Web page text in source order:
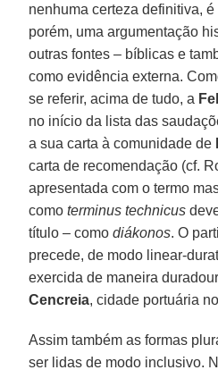
nenhuma certeza definitiva,
porém, uma argumentação
outras fontes – bíblicas e
como evidência externa.
se referir, acima de tudo, a
no início da lista das
a sua carta à comunidade de
carta de recomendação (cf.
apresentada com o termo
comoterminus technicus
título – comodiákonos. O
precede, de modo linear-
exercida de maneira
Cencreia, cidade portuária
Assim também as formas
ser lidas de modo inclusivo.